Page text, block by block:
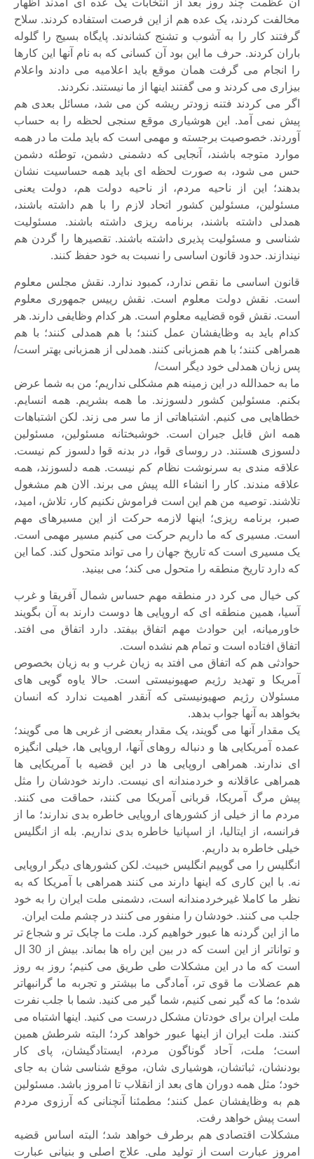
مخالفت کردند، یک عده هم از این فرصت استفاده کردند. سلاح
گرفتند کار را به آشوب و تشنج کشاندند. پایگاه بسیج را گلوله
باران کردند. حرف ما این بود آن کسانی که به نام آنها این کارها
را انجام می گرفت همان موقع باید اعلامیه می دادند واعلام
بیزاری می کردند و می گفتند اینها از ما نیستند. نکردند.
اگر می کردند فتنه زودتر ریشه کن می شد، مسائل بعدی هم
پیش نمی آمد. این هوشیاری موقع سنجی لحظه را به حساب
آوردند. خصوصیت برجسته و مهمی است که باید ملت ما در همه
موارد متوجه باشند، آنجایی که دشمنی دشمن، توطئه دشمن
حس می شود، به صورت لحظه ای باید همه حساسیت نشان
بدهند؛ این از ناحیه مردم، از ناحیه دولت هم، دولت یعنی
مسئولین، مسئولین کشور اتحاد لازم را با هم داشته باشند،
همدلی داشته باشند، برنامه ریزی داشته باشند. مسئولیت
شناسی و مسئولیت پذیری داشته باشند. تقصیرها را گردن هم
نیندازند. حدود قانون اساسی را نسبت به خود حفظ کنند.
قانون اساسی ما نقص ندارد، کمبود ندارد. نقش مجلس معلوم
است. نقش دولت معلوم است. نقش رییس جمهوری معلوم
است. نقش قوه قضاییه معلوم است. هر کدام وظایفی دارند. هر
کدام باید به وظایفشان عمل کنند؛ با هم همدلی کنند؛ با هم
همراهی کنند؛ با هم همزبانی کنند. همدلی از همزبانی بهتر است/
پس زبان همدلی خود دیگر است/
ما به حمدالله در این زمینه هم مشکلی نداریم؛ من به شما عرض
بکنم. مسئولین کشور دلسوزند. ما همه بشریم. همه انسایم.
خطاهایی می کنیم. اشتباهاتی از ما سر می زند. لکن اشتباهات
همه اش قابل جبران است. خوشبختانه مسئولین، مسئولین
دلسوزی هستند. در روسای قوا، در بدنه قوا دلسوز کم نیست.
علاقه مندی به سرنوشت نظام کم نیست. همه دلسوزند، همه
علاقه مندند. کار را انشاء الله پیش می برند. الان هم مشغول
تلاشند. توصیه من هم این است فراموش نکنیم کار، تلاش، امید،
صبر، برنامه ریزی؛ اینها لازمه حرکت از این مسیرهای مهم
است. مسیری که ما داریم حرکت می کنیم مسیر مهمی است.
یک مسیری است که تاریخ جهان را می تواند متحول کند. کما این
که دارد تاریخ منطقه را متحول می کند؛ می بینید.
کی خیال می کرد در منطقه مهم حساس شمال آفریقا و غرب
آسیا، همین منطقه ای که اروپایی ها دوست دارند به آن بگویند
خاورمیانه، این حوادث مهم اتفاق بیفتد. دارد اتفاق می افتد.
اتفاق افتاده است و تمام هم نشده است.
حوادثی هم که اتفاق می افتد به زیان غرب و به زیان بخصوص
آمریکا و تهدید رژیم صهیونیستی است. حالا یاوه گویی های
مسئولان رژیم صهیونیستی که آنقدر اهمیت ندارد که انسان
بخواهد به آنها جواب بدهد.
یک مقدار آنها می گویند، یک مقدار بعضی از غربی ها می گویند؛
عمده آمریکایی ها و دنباله روهای آنها، اروپایی ها، خیلی انگیزه
ای ندارند. همراهی اروپایی ها در این قضیه با آمریکایی ها
همراهی عاقلانه و خردمندانه ای نیست. دارند خودشان را مثل
پیش مرگ آمریکا، قربانی آمریکا می کنند، حماقت می کنند.
مردم ما از خیلی از کشورهای اروپایی خاطره بدی ندارند؛ ما از
فرانسه، از ایتالیا، از اسپانیا خاطره بدی نداریم. بله از انگلیس
خیلی خاطره بد داریم.
انگلیس را می گوییم انگلیس خبیث. لکن کشورهای دیگر اروپایی
نه. با این کاری که اینها دارند می کنند همراهی با آمریکا که به
نظر ما کاملا غیرخردمندانه است، دشمنی ملت ایران را به خود
جلب می کنند. خودشان را منفور می کنند در چشم ملت ایران.
ما از این گردنه ها عبور خواهیم کرد. ملت ما چابک تر و شجاع تر
و تواناتر از این است که در بین این راه ها بماند. بیش از 30 ال
است که ما در این مشکلات طی طریق می کنیم؛ روز به روز
هم عضلات ما قوی تر، آمادگی ما بیشتر و تجربه ما گرانبهاتر
شده؛ ما که گیر نمی کنیم، شما گیر می کنید. شما با جلب نفرت
ملت ایران برای خودتان مشکل درست می کنید. اینها اشتباه می
کنند. ملت ایران از اینها عبور خواهد کرد؛ البته شرطش همین
است؛ ملت، آحاد گوناگون مردم، ایستادگیشان، پای کار
بودنشان، ثباتشان، هوشیاری شان، موقع شناسی شان به جای
خود؛ مثل همه دوران های بعد از انقلاب تا امروز باشد. مسئولین
هم به وظایفشان عمل کنند؛ مطمئنا آنچنانی که آرزوی مردم
است پیش خواهد رفت.
مشکلات اقتصادی هم برطرف خواهد شد؛ البته اساس قضیه
امروز عبارت است از تولید ملی. علاج اصلی و بنیانی عبارت